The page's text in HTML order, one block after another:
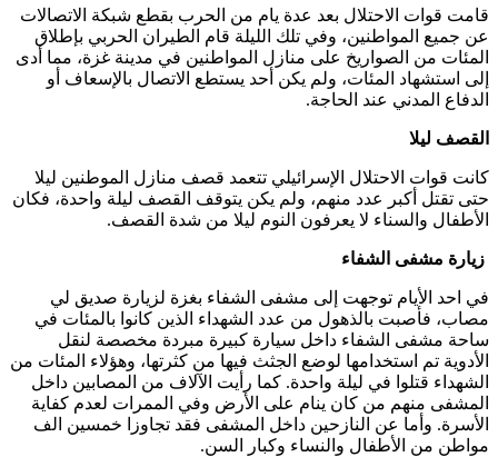
قامت قوات الاحتلال بعد عدة يام من الحرب بقطع شبكة الاتصالات
عن جميع المواطنين، وفي تلك الليلة قام الطيران الحربي بإطلاق
المئات من الصواريخ على منازل المواطنين في مدينة غزة، مما أدى
إلى استشهاد المئات، ولم يكن أحد يستطع الاتصال بالإسعاف أو
الدفاع المدني عند الحاجة.
القصف ليلا
كانت قوات الاحتلال الإسرائيلي تتعمد قصف منازل الموطنين ليلا
حتى تقتل أكبر عدد منهم، ولم يكن يتوقف القصف ليلة واحدة، فكان
الأطفال والسناء لا يعرفون النوم ليلا من شدة القصف.
زيارة مشفى الشفاء
في احد الأيام توجهت إلى مشفى الشفاء بغزة لزيارة صديق لي
مصاب، فأصبت بالذهول من عدد الشهداء الذين كانوا بالمئات في
ساحة مشفى الشفاء داخل سيارة كبيرة مبردة مخصصة لنقل
الأدوية تم استخدامها لوضع الجثث فيها من كثرتها، وهؤلاء المئات من
الشهداء قتلوا في ليلة واحدة. كما رأيت الآلاف من المصابين داخل
المشفى منهم من كان ينام على الأرض وفي الممرات لعدم كفاية
الأسرة. وأما عن النازحين داخل المشفى فقد تجاوزا خمسين الف
مواطن من الأطفال والنساء وكبار السن.